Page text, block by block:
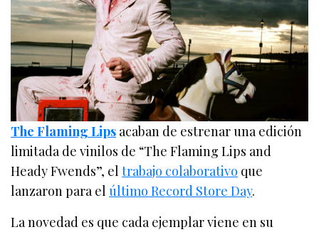
The Flaming Lips acaban de estrenar una edición
limitada de vinilos de “The Flaming Lips and
Heady Fwends”, eltrabajo colaborativo que
lanzaron para elúltimo Record Store Day.
La novedad es que cada ejemplar viene en su